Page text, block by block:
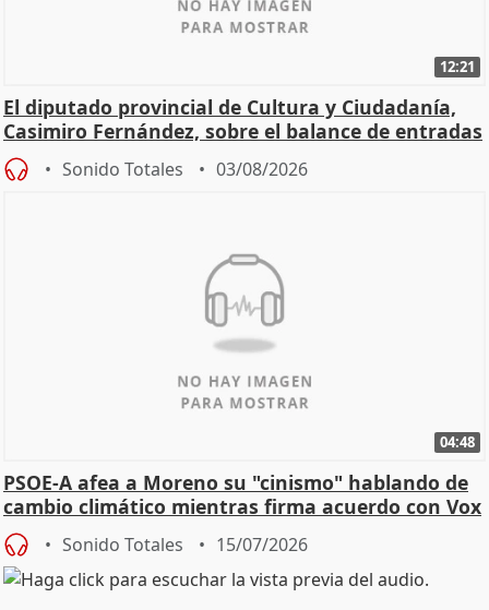
12:21
El diputado provincial de Cultura y Ciudadanía,
Casimiro Fernández, sobre el balance de entradas
Sonido Totales 03/08/2026
04:48
PSOE-A afea a Moreno su "cinismo" hablando de
cambio climático mientras firma acuerdo con Vox
Sonido Totales 15/07/2026